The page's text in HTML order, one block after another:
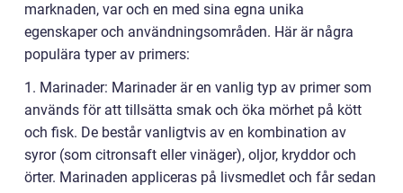
marknaden, var och en med sina egna unika
egenskaper och användningsområden. Här är några
populära typer av primers:
1. Marinader: Marinader är en vanlig typ av primer som
används för att tillsätta smak och öka mörhet på kött
och fisk. De består vanligtvis av en kombination av
syror (som citronsaft eller vinäger), oljor, kryddor och
örter. Marinaden appliceras på livsmedlet och får sedan